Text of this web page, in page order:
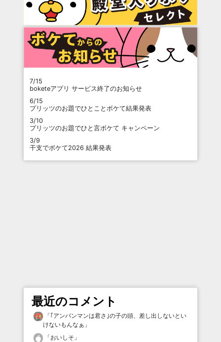
7/15
boketeアプリ サービス終了のお知らせ
6/15
プリッツのお題でひとことボケて結果発表
3/10
プリッツのお題でひと言ボケて キャンペーン
3/9
干支でボケて2026 結果発表
最近のコメント
「｢アンパンマンは君さ｣の子の頭、差し出しないとい
けないもんなぁ 」
「おいしそ 」